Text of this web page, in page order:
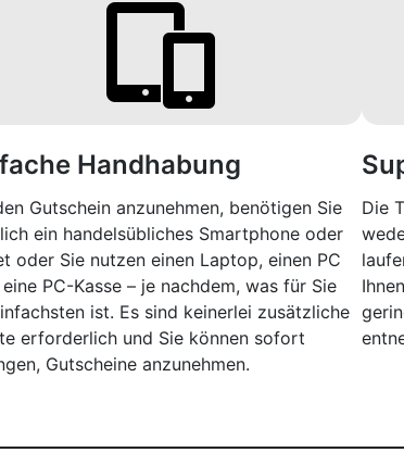
Handhabung
Gutschein anzunehmen, benötigen Sie
ein handelsübliches Smartphone oder
oder Sie nutzen einen Laptop, einen PC
PC-Kasse – je nachdem, was für Sie
ist. Es sind keinerlei zusätzliche
erforderlich und Sie können sofort
Gutscheine anzunehmen.
Die